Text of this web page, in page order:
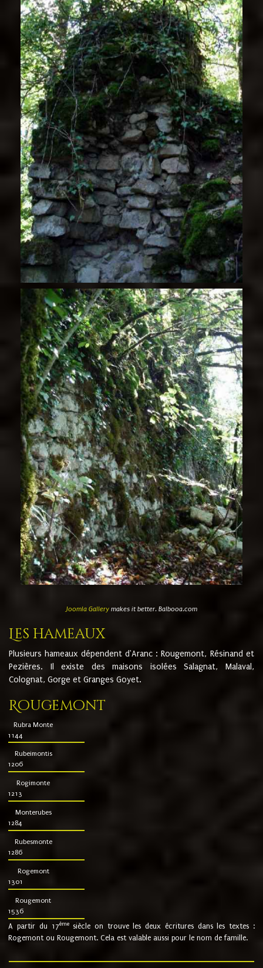
Joomla Gallerymakes it better. Balbooa.com
Les hameaux
Plusieurs hameaux dépendent d'Aranc : Rougemont, Résinand et
Pezières. Il existe des maisons isolées Salagnat, Malaval,
Colognat, Gorge et Granges Goyet.
Rougemont
Rubra Monte
1144
Rubeimontis
1206
Rogimonte
1213
Monterubes
1284
Rubesmonte
1286
Rogemont
1301
Rougemont
1536
A partir du 17ème siècle on trouve les deux écritures dans les textes :
Rogemont ou Rougemont. Cela est valable aussi pour le nom de famille.